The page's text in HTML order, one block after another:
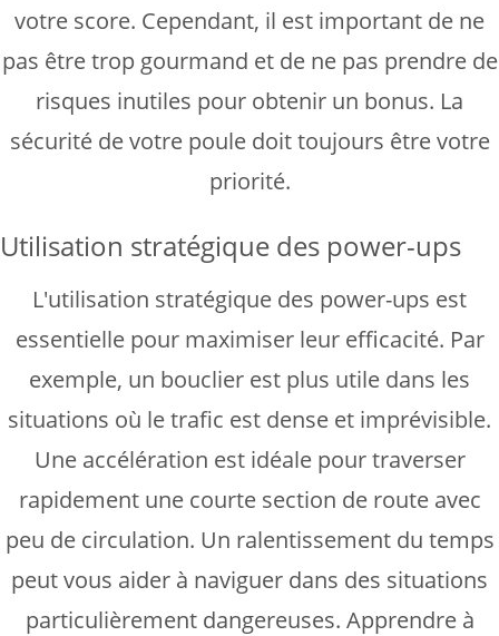
votre score. Cependant, il est important de ne
pas être trop gourmand et de ne pas prendre de
risques inutiles pour obtenir un bonus. La
sécurité de votre poule doit toujours être votre
priorité.
Utilisation stratégique des power-ups
L'utilisation stratégique des power-ups est
essentielle pour maximiser leur efficacité. Par
exemple, un bouclier est plus utile dans les
situations où le trafic est dense et imprévisible.
Une accélération est idéale pour traverser
rapidement une courte section de route avec
peu de circulation. Un ralentissement du temps
peut vous aider à naviguer dans des situations
particulièrement dangereuses. Apprendre à